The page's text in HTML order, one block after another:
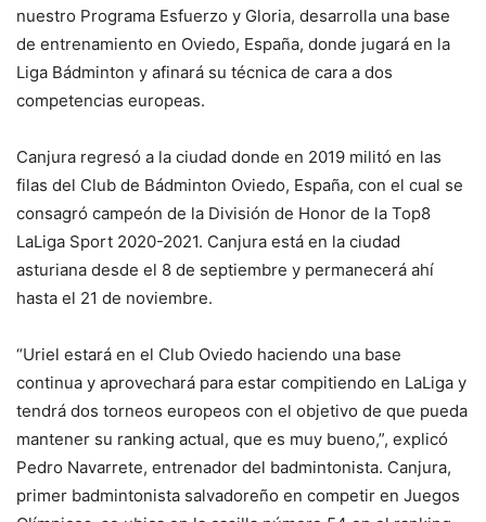
nuestro Programa Esfuerzo y Gloria, desarrolla una base
de entrenamiento en Oviedo, España, donde jugará en la
Liga Bádminton y afinará su técnica de cara a dos
competencias europeas.
Canjura regresó a la ciudad donde en 2019 militó en las
filas del Club de Bádminton Oviedo, España, con el cual se
consagró campeón de la División de Honor de la Top8
LaLiga Sport 2020-2021. Canjura está en la ciudad
asturiana desde el 8 de septiembre y permanecerá ahí
hasta el 21 de noviembre.
“Uriel estará en el Club Oviedo haciendo una base
continua y aprovechará para estar compitiendo en LaLiga y
tendrá dos torneos europeos con el objetivo de que pueda
mantener su ranking actual, que es muy bueno,”, explicó
Pedro Navarrete, entrenador del badmintonista. Canjura,
primer badmintonista salvadoreño en competir en Juegos